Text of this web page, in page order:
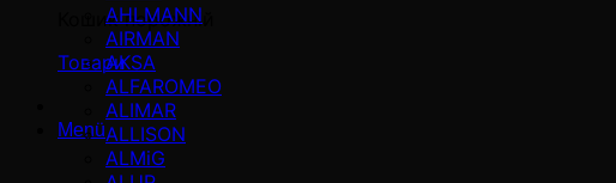
Кошик порожній
Товари
Menü
AHLMANN
AIRMAN
AKSA
ALFAROMEO
ALIMAR
ALLISON
ALMiG